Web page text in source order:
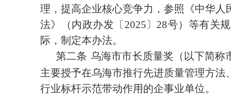
理，提高企业核心竞争力，参照《中华
法》
（内政办发〔 2025〕 28号） 等有关规
际，制定本办法。
第二条 乌海市市长质量奖（以下简称
主要授予在乌海市推行先进质量管理方
行业标杆示范带动作用的企事业单位。